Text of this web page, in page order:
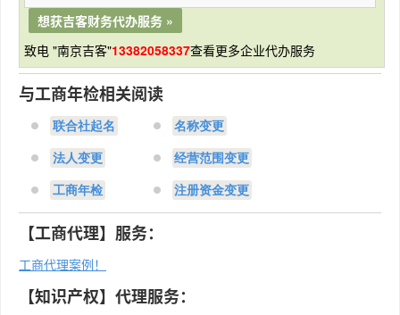
想获吉客财务代办服务 »
致电 "南京吉客"13382058337查看更多企业代办服务
与工商年检相关阅读
联合社起名 名称变更
法人变更 经营范围变更
工商年检 注册资金变更
【工商代理】服务：
工商代理案例！
【知识产权】代理服务：